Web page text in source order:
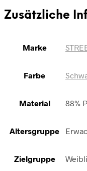
Zusätzliche
Marke
Farbe
Material 88%
Altersgruppe
Zielgruppe